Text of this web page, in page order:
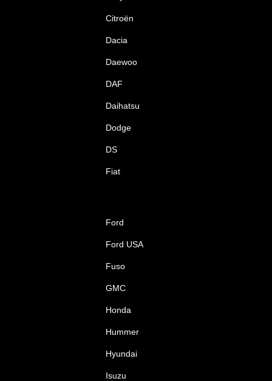
Citroën
Dacia
Daewoo
DAF
Daihatsu
Dodge
DS
Fiat
Ford
Ford USA
Fuso
GMC
Honda
Hummer
Hyundai
Isuzu